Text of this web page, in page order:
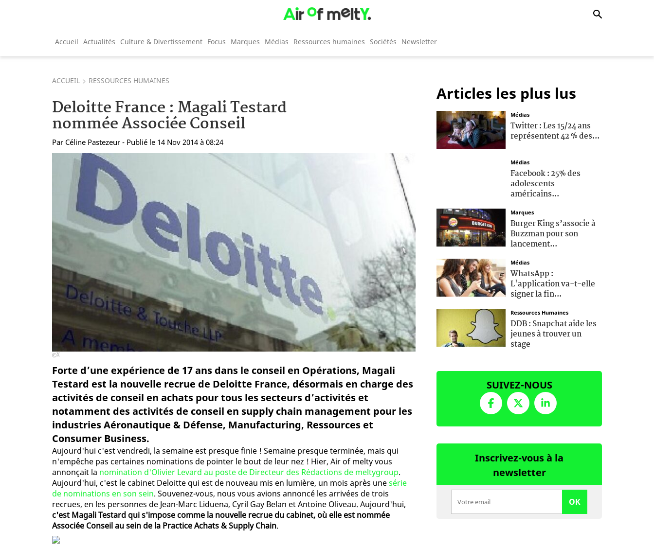
Accueil Actualités Culture & Divertissement Focus Marques Médias Ressources humaines Sociétés Newsletter
ACCUEIL RESSOURCES HUMAINES
Deloitte France : Magali Testard
nommée Associée Conseil
Par Céline Pastezeur - Publié le 14 Nov 2014 à 08:24
X
Forte d’une expérience de 17 ans dans le conseil en Opérations, Magali
Testard est la nouvelle recrue de Deloitte France, désormais en charge des
activités de conseil en achats pour tous les secteurs d’activités et
notamment des activités de conseil en supply chain management pour les
industries Aéronautique & Défense, Manufacturing, Ressources et
Consumer Business.
Aujourd'hui c'est vendredi, la semaine est presque finie ! Semaine presque terminée, mais qui
n'empêche pas certaines nominations de pointer le bout de leur nez ! Hier, Air of melty vous
annonçait la nomination d'Olivier Levard au poste de Directeur des Rédactions de meltygroup.
Aujourd'hui, c'est le cabinet Deloitte qui est de nouveau mis en lumière, un mois après unesérie
de nominations en son sein. Souvenez-vous, nous vous avions annoncé les arrivées de trois
recrues, en les personnes de Jean-Marc Liduena, Cyril Gay Belan et Antoine Oliveau. Aujourd'hui,
c'est Magali Testard qui s'impose comme la nouvelle recrue du cabinet, où elle est nommée
Associée Conseil au sein de la Practice Achats & Supply Chain.
Articles les plus lus
Médias
Twitter : Les 15/24 ans
représentent 42 % des...
Médias
Facebook : 25% des
adolescents
américains...
Marques
Burger King s’associe à
Buzzman pour son
lancement...
Médias
WhatsApp :
L'application va-t-elle
signer la fin...
Ressources Humaines
DDB : Snapchat aide les
jeunes à trouver un
stage
SUIVEZ-NOUS
Inscrivez-vous à la
newsletter
OK